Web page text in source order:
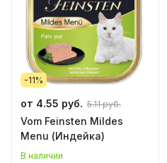
-11%
от 4.55 руб. 5.11 руб.
Vom Feinsten Mildes
Menu (Индейка)
В наличии